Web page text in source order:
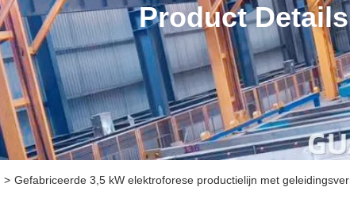
Product Details
> Gefabriceerde 3,5 kW elektroforese productielijn met